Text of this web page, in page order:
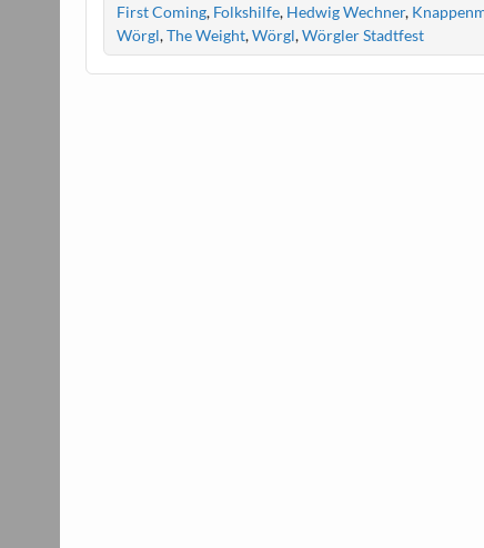
First Coming, Folkshilfe, Hedwig Wechner,
Wörgl,The Weight,Wörgl,Wörgler Stadtfest